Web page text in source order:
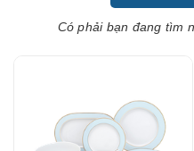
Có phải bạn đang tìm